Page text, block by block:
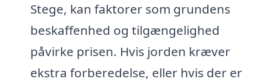
Stege, kan faktorer som grundens
beskaffenhed og tilgængelighed
påvirke prisen. Hvis jorden kræver
ekstra forberedelse, eller hvis der er